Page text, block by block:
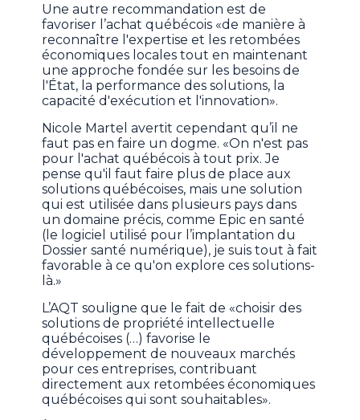
Une autre recommandation est de
favoriser l’achat québécois «de manière à
reconnaître l'expertise et les retombées
économiques locales tout en maintenant
une approche fondée sur les besoins de
l'État, la performance des solutions, la
capacité d'exécution et l'innovation».
Nicole Martel avertit cependant qu’il ne
faut pas en faire un dogme. «On n'est pas
pour l'achat québécois à tout prix. Je
pense qu'il faut faire plus de place aux
solutions québécoises, mais une solution
qui est utilisée dans plusieurs pays dans
un domaine précis, comme Epic en santé
(le logiciel utilisé pour l’implantation du
Dossier santé numérique), je suis tout à fait
favorable à ce qu'on explore ces solutions-
là.»
L’AQT souligne que le fait de «choisir des
solutions de propriété intellectuelle
québécoises (…) favorise le
développement de nouveaux marchés
pour ces entreprises, contribuant
directement aux retombées économiques
québécoises qui sont souhaitables».